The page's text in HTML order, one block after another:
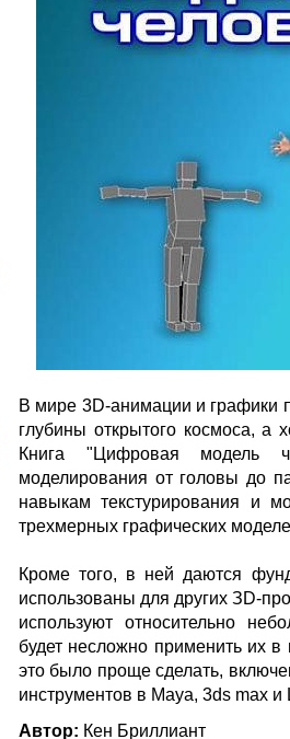
В мире 3D-анимации и графики
глубины открытого космоса, а
Книга "Цифровая модель
моделирования от головы до
навыкам текстурирования и
трехмерных графических
Кроме того, в ней даются
использованы для других ЗD-
используют относительно
будет несложно применить их
это было проще сделать,
инструментов в Maya, 3ds max и
Автор: Кен Бриллиант